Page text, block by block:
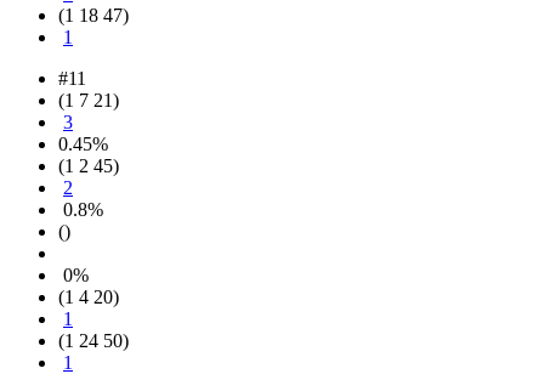
(1 18 47)
1
#11
(1 7 21)
3
0.45%
(1 2 45)
2
0.8%
()
0%
(1 4 20)
1
(1 24 50)
1